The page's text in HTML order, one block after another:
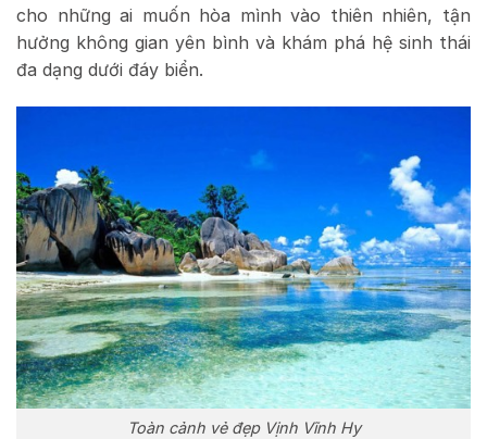
cho những ai muốn hòa mình vào thiên nhiên, tận
hưởng không gian yên bình và khám phá hệ sinh thái
đa dạng dưới đáy biển.
Toàn cảnh vẻ đẹp Vịnh Vĩnh Hy